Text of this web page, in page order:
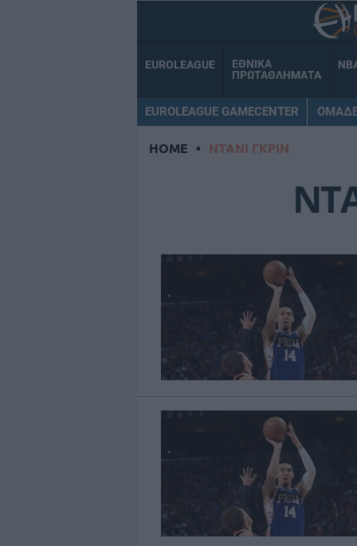
EUROLEAGUE
ΕΘΝΙΚΑ
ΠΡΩΤΑΘΛΗΜΑΤΑ
EUROLEAGUE GAMECENTER
HOME • ΝΤΑΝΙ ΓΚΡΙΝ